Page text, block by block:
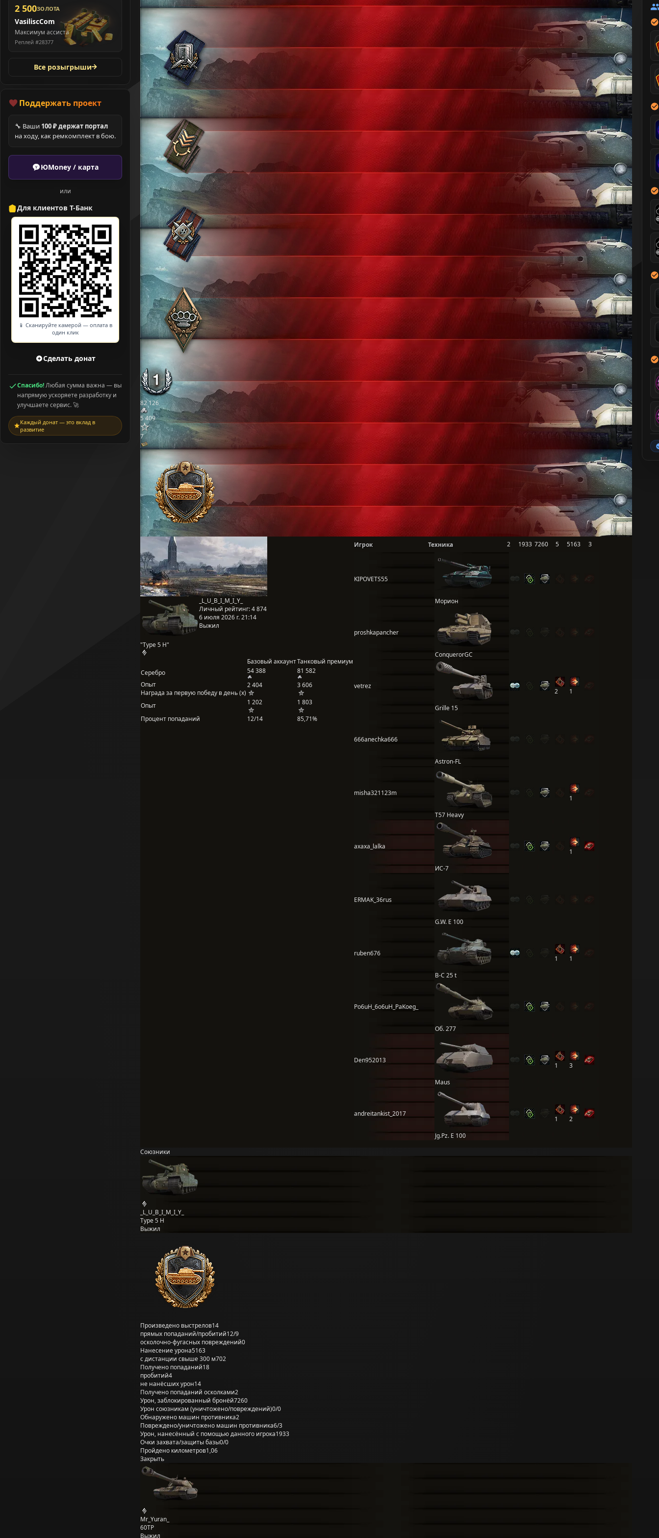
2 500ЗОЛОТА
VasiliscCom
Максимум ассиста
Реплей #28377
Все розыгрыши
Поддержать проект
🔧 Ваши 100 ₽ держат портал
на ходу, как ремкомплект в бою.
ЮMoney / карта
или
Для клиентов Т-Банк
📱 Сканируйте камерой — оплата в
один клик
Сделать донат
Спасибо!Любая сумма важна — вы
напрямую ускоряете разработку и
улучшаете сервис. 🚀
Каждый донат — это вклад в
развитие
82 126
5 409
7
"Type 5 H"
_L_U_B_I_M_I_Y_
Личный рейтинг:4 874
6 июля 2026 г. 21:14
Выжил
Базовый аккаунтТанковый премиум
Серебро
54 388
81 582
Опыт
Награда за первую победу в день (x)
2 404 3 606
Опыт 1 202
1 803
Процент попаданий
12/14 85,71%
Игрок Техника 2 1933 7260 5 5163 3
KIPOVETS55
Морион
proshkapancher
ConquerorGC
vetrez
Grille 15
2 1
666anechka666
Astron-FL
misha321123m
T57 Heavy
1
axaxa_lalka
ИС-7
1
ERMAK_36rus
G.W. E 100
ruben676
B-C 25 t
1 1
Po6uH_6o6uH_PaKoeg_
Об. 277
Den952013
Maus
1 3
andreitankist_2017
Jg.Pz. E 100
1 2
Союзники
_L_U_B_I_M_I_Y_
Type 5 H
Выжил
Произведено выстрелов14
прямых попаданий/пробитий12/9
осколочно-фугасных повреждений0
Нанесение урона5163
с дистанции свыше 300 м702
Получено попаданий18
пробитий4
не нанёсших урон14
Получено попаданий осколками2
Урон, заблокированный бронёй7260
Урон союзникам (уничтожено/повреждений)0/0
Обнаружено машин противника2
Повреждено/уничтожено машин противника6/3
Урон, нанесённый с помощью данного игрока1933
Очки захвата/защиты базы0/0
Пройдено километров1,06
Закрыть
Mr_Yuran_
60TP
Выжил